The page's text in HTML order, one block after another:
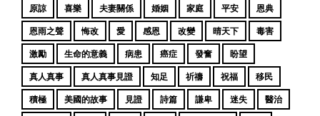
原諒 喜樂 夫妻關係 婚姻 家庭 平安 恩典
恩雨之聲 悔改 愛 感恩 改變 晴天下 毒害
激勵 生命的意義 病患 癌症 發奮 盼望
真人真事 真人真事見證 知足 祈禱 祝福 移民
積極 美國的故事 見證 詩篇 謙卑 迷失 醫治